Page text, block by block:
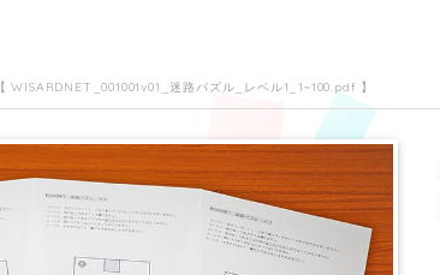
【 WISARDNET_001001v01_迷路パズル_レベル1_1~100.pdf 】